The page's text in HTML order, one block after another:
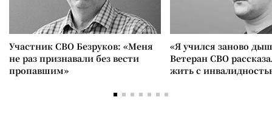
Участник СВО Безруков: «Меня
не раз признавали без вести
пропавшим»
«Я учился заново
Ветеран СВО
жить с